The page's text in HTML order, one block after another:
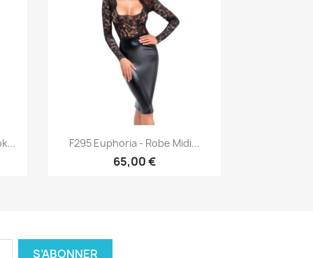
Aperçu rapide
F295 Euphoria - Robe Midi...
65,00 €